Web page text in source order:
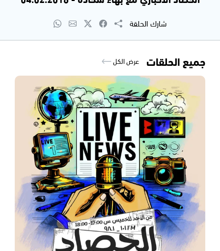
شارك الحلقة
جميع الحلقات عرض الكل